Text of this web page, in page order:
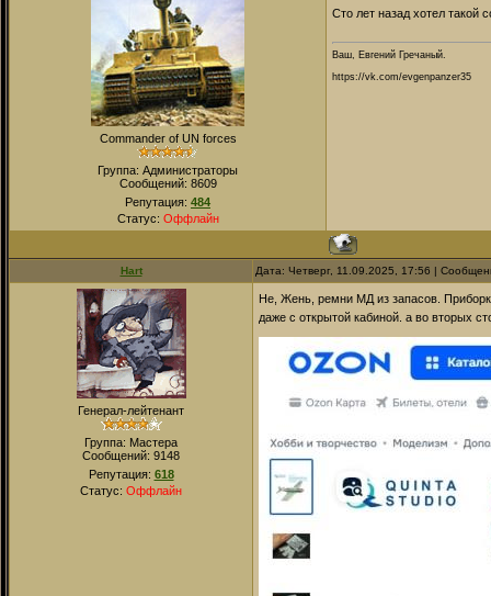
Commander of UN forces
Группа: Администраторы
Сообщений: 8609
Репутация: 484
Статус: Оффлайн
Сто лет назад хотел такой
Ваш, Евгений Гречаный.
https://vk.com/evgenpanzer35
Hart Дата: Четверг, 11.09.2025, 17:56 |
Генерал-лейтенант
Группа: Мастера
Сообщений: 9148
Репутация: 618
Статус: Оффлайн
Не, Жень, ремни МД из запасов.
даже с открытой кабиной. а во вторых